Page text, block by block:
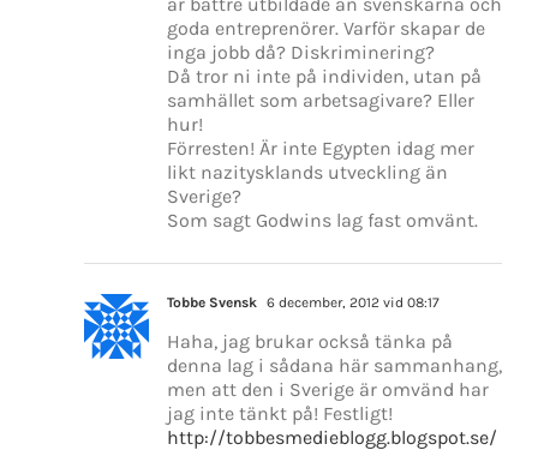
goda entreprenörer. Varför skapar de
inga jobb då? Diskriminering?
Då tror ni inte på individen, utan på
samhället som arbetsagivare? Eller
hur!
Förresten! Är inte Egypten idag mer
likt nazitysklands utveckling än
Sverige?
Som sagt Godwins lag fast omvänt.
Tobbe Svensk 6 december, 2012 vid 08:17
Haha, jag brukar också tänka på
denna lag i sådana här sammanhang,
men att den i Sverige är omvänd har
jag inte tänkt på! Festligt!
http://tobbesmedieblogg.blogspot.se/